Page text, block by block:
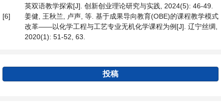
英双语教学探索[J]. 创新创业理论研究与实践, 2024(5): 46-49.
[6]
姜健, 王秋兰, 卢声, 等. 基于成果导向教育(OBE)的课程教学模式
改革——以化学工程与工艺专业无机化学课程为例[J]. 辽宁丝绸,
2020(1): 51-52, 63.
投稿